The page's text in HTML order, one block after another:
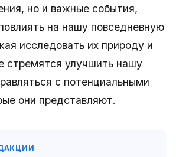
но и важные события,
на нашу повседневную
исследовать их природу и
стремятся улучшить нашу
с потенциальными
они представляют.